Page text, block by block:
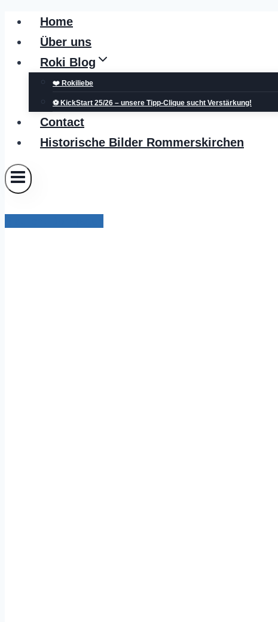
Zum
Inhalt
springen
Home
Über uns
Roki Blog
❤️ Rokiliebe
⚽ KickStart 25/26 – unsere Tipp-Clique sucht Verstärkung!
Contact
Historische Bilder Rommerskirchen